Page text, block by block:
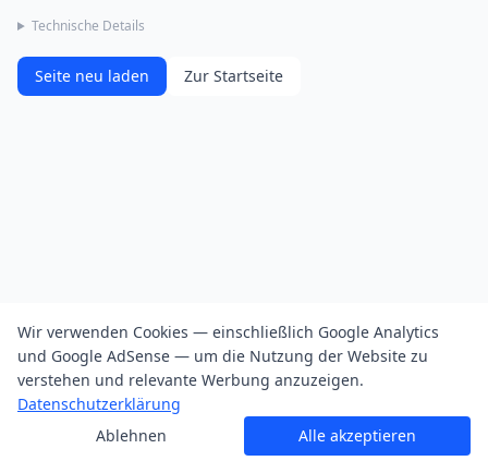
Technische Details
Seite neu laden Zur Startseite
Wir verwenden Cookies — einschließlich Google Analytics
und Google AdSense — um die Nutzung der Website zu
verstehen und relevante Werbung anzuzeigen.
Datenschutzerklärung
Ablehnen
Alle akzeptieren